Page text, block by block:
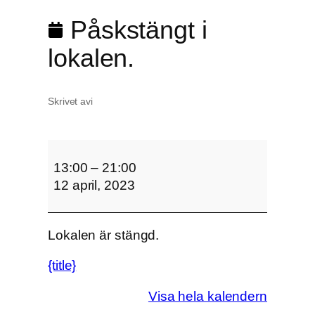
Påskstängt i
lokalen.
Skrivet avi
å
t
n
13:00 – 21:00
12 april, 2023
Lokalen är stängd.
{title}
Visa hela kalendern